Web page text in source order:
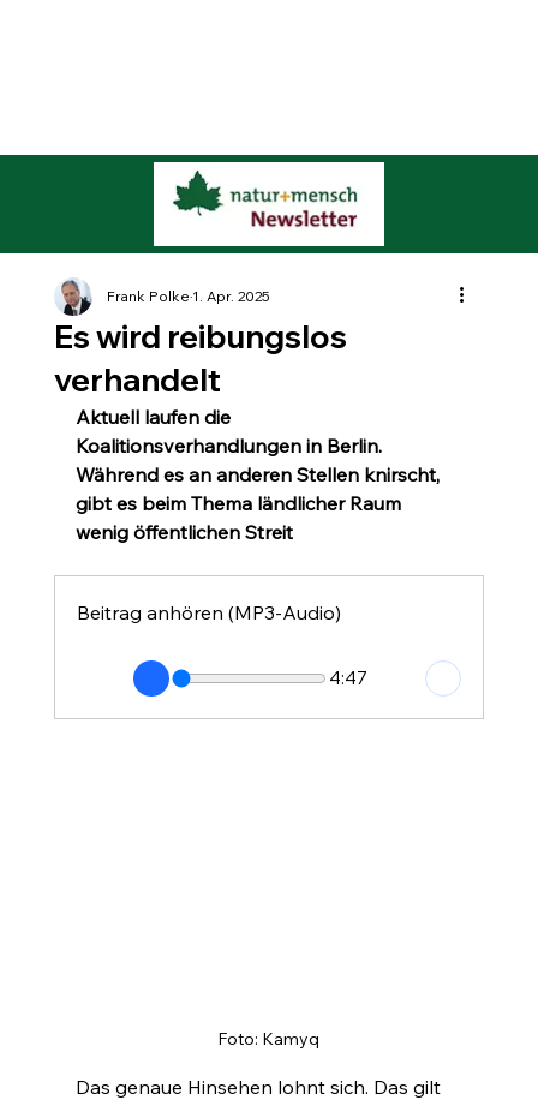
Es wird reibungslos
verhandelt
Frank Polke1. Apr. 2025
Aktuell laufen die
Koalitionsverhandlungen in Berlin.
Während es an anderen Stellen knirscht,
gibt es beim Thema ländlicher Raum
wenig öffentlichen Streit
Beitrag anhören (MP3-Audio)
4:47
Foto: Kamyq
Das genaue Hinsehen lohnt sich. Das gilt